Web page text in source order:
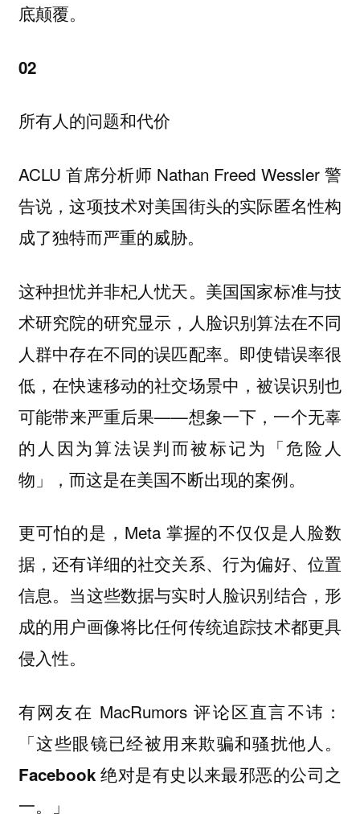
底颠覆。
02
所有人的问题和代价
ACLU 首席分析师 Nathan Freed Wessler 警
告说，这项技术对美国街头的实际匿名性构
成了独特而严重的威胁。
这种担忧并非杞人忧天。美国国家标准与技
术研究院的研究显示，人脸识别算法在不同
人群中存在不同的误匹配率。即使错误率很
低，在快速移动的社交场景中，被误识别也
可能带来严重后果——想象一下，一个无辜
的人因为算法误判而被标记为「危险人
物」，而这是在美国不断出现的案例。
更可怕的是，Meta 掌握的不仅仅是人脸数
据，还有详细的社交关系、行为偏好、位置
信息。当这些数据与实时人脸识别结合，形
成的用户画像将比任何传统追踪技术都更具
侵入性。
有网友在 MacRumors 评论区直言不讳：
「这些眼镜已经被用来欺骗和骚扰他人。
Facebook 绝对是有史以来最邪恶的公司之
一。」